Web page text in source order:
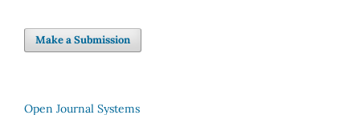
Make a Submission
Open Journal Systems